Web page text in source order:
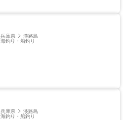
兵庫県 淡路島
海釣り・船釣り
兵庫県 淡路島
海釣り・船釣り